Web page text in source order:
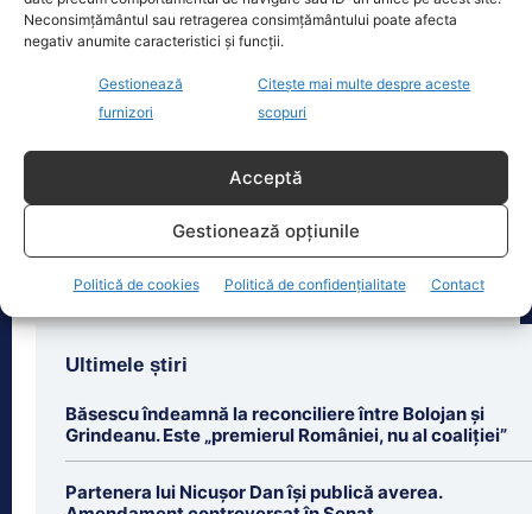
Neconsimțământul sau retragerea consimțământului poate afecta
negativ anumite caracteristici și funcții.
Gestionează
furnizori
Citește mai multe despre aceste
scopuri
Acceptă
Gestionează opțiunile
Politică de cookies Politică de confidențialitate Contact
Oficiul de Știri
Eclipsa de soare, 12 august 2026. Orașele din România
unde va…
evenimente astronomice ale anului,
însă nu va[...]
Ultimele știri
Băsescu îndeamnă la reconciliere între Bolojan și
Grindeanu. Este „premierul României, nu al coaliției”
Partenera lui Nicușor Dan își publică averea.